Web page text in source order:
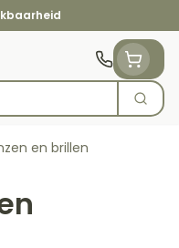
Zoek
en brillen